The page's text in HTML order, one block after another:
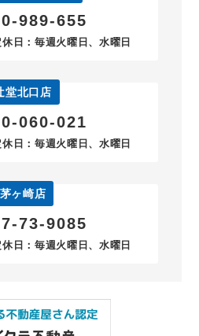
989-655
日：毎週火曜日、水曜日
堂北口店
060-021
日：毎週火曜日、水曜日
茅ヶ崎店
73-9085
日：毎週火曜日、水曜日